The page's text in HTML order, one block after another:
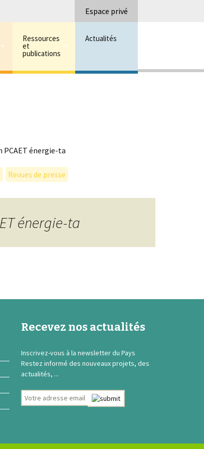
Espace privé
Ressources
et
publications
Actualités
PCAET énergie-ta
Revues de presse
énergie-ta
Recevez nos actualités
Inscrivez-vous à la newsletter du Pays
Restez informé des nouveaux projets, des
actualités, ...